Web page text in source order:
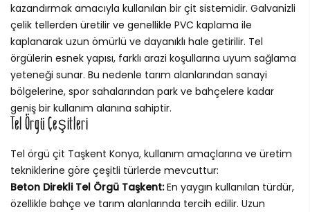
kazandırmak amacıyla kullanılan bir çit sistemidir. Galvanizli
çelik tellerden üretilir ve genellikle PVC kaplama ile
kaplanarak uzun ömürlü ve dayanıklı hale getirilir. Tel
örgülerin esnek yapısı, farklı arazi koşullarına uyum sağlama
yeteneği sunar. Bu nedenle tarım alanlarından sanayi
bölgelerine, spor sahalarından park ve bahçelere kadar
geniş bir kullanım alanına sahiptir.
Tel Örgü Çeşitleri
Tel örgü çit Taşkent Konya, kullanım amaçlarına ve üretim
tekniklerine göre çeşitli türlerde mevcuttur:
Beton Direkli Tel Örgü Taşkent:En yaygın kullanılan türdür,
özellikle bahçe ve tarım alanlarında tercih edilir. Uzun